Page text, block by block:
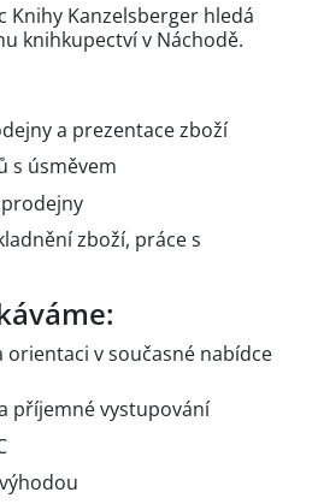
Knihy Kanzelsberger hledá
knihkupectví v Náchodě.
a prezentace zboží
s úsměvem
zboží, práce s
orientaci v současné nabídce
příjemné vystupování